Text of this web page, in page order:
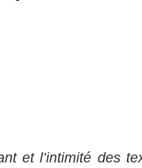
et l’intimité des